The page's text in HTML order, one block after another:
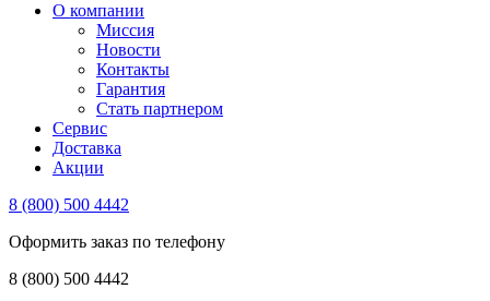
О компании
Миссия
Новости
Контакты
Гарантия
Стать партнером
Сервис
Доставка
Акции
8 (800) 500 4442
Оформить заказ по телефону
8 (800) 500 4442